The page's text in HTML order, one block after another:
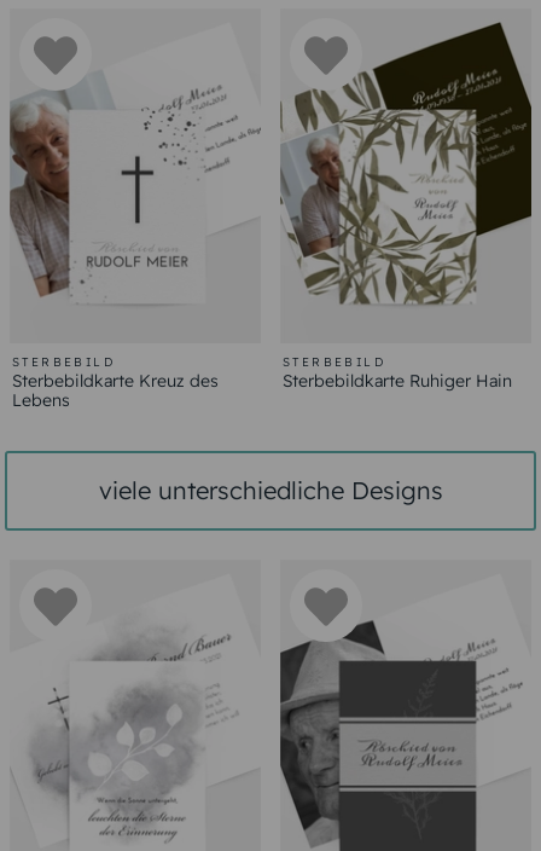
STERBEBILD
Sterbebildkarte Kreuz des
Lebens
STERBEBILD
Sterbebildkarte Ruhiger Hain
viele unterschiedliche Designs